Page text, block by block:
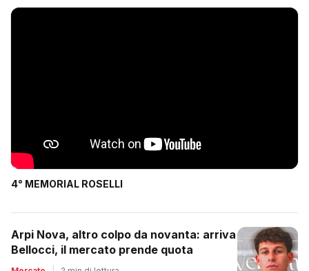
4° MEMORIAL ROSELLI
Arpi Nova, altro colpo da novanta: arriva
Bellocci, il mercato prende quota